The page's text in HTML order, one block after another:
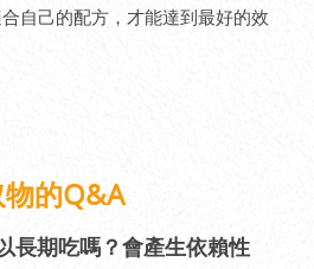
自己的配方，才能達到最好的效
的Q&A
長期吃嗎？會產生依賴性